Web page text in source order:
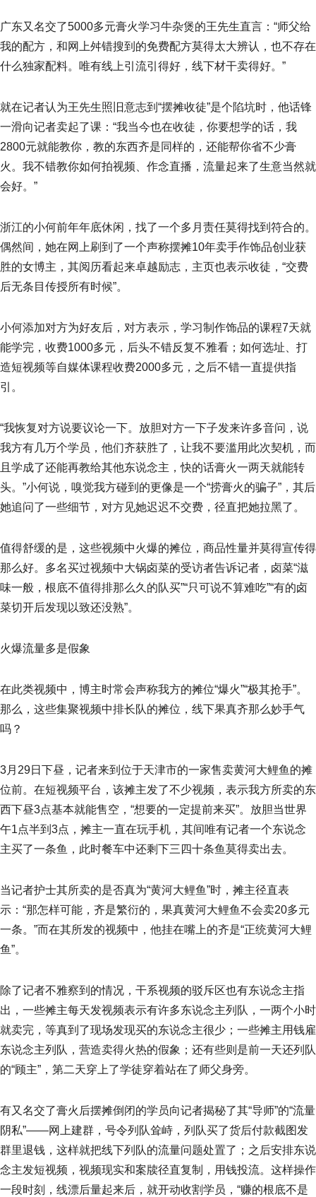
广东又名交了5000多元膏火学习牛杂煲的王先生直言：“师父给
我的配方，和网上舛错搜到的免费配方莫得太大辨认，也不存在
什么独家配料。唯有线上引流引得好，线下材干卖得好。”
就在记者认为王先生照旧意志到“摆摊收徒”是个陷坑时，他话锋
一滑向记者卖起了课：“我当今也在收徒，你要想学的话，我
2800元就能教你，教的东西齐是同样的，还能帮你省不少膏
火。我不错教你如何拍视频、作念直播，流量起来了生意当然就
会好。”
浙江的小何前年年底休闲，找了一个多月责任莫得找到符合的。
偶然间，她在网上刷到了一个声称摆摊10年卖手作饰品创业获
胜的女博主，其阅历看起来卓越励志，主页也表示收徒，“交费
后无条目传授所有时候”。
小何添加对方为好友后，对方表示，学习制作饰品的课程7天就
能学完，收费1000多元，后头不错反复不雅看；如何选址、打
造短视频等自媒体课程收费2000多元，之后不错一直提供指
引。
“我恢复对方说要议论一下。放胆对方一下子发来许多音问，说
我方有几万个学员，他们齐获胜了，让我不要滥用此次契机，而
且学成了还能再教给其他东说念主，快的话膏火一两天就能转
头。”小何说，嗅觉我方碰到的更像是一个“捞膏火的骗子”，其后
她追问了一些细节，对方见她迟迟不交费，径直把她拉黑了。
值得舒缓的是，这些视频中火爆的摊位，商品性量并莫得宣传得
那么好。多名买过视频中大锅卤菜的受访者告诉记者，卤菜“滋
味一般，根底不值得排那么久的队买”“只可说不算难吃”“有的卤
菜切开后发现以致还没熟”。
火爆流量多是假象
在此类视频中，博主时常会声称我方的摊位“爆火”“极其抢手”。
那么，这些集聚视频中排长队的摊位，线下果真齐那么妙手气
吗？
3月29日下昼，记者来到位于天津市的一家售卖黄河大鲤鱼的摊
位前。在短视频平台，该摊主发了不少视频，表示我方所卖的东
西下昼3点基本就能售空，“想要的一定提前来买”。放胆当世界
午1点半到3点，摊主一直在玩手机，其间唯有记者一个东说念
主买了一条鱼，此时餐车中还剩下三四十条鱼莫得卖出去。
当记者护士其所卖的是否真为“黄河大鲤鱼”时，摊主径直表
示：“那怎样可能，齐是繁衍的，果真黄河大鲤鱼不会卖20多元
一条。”而在其所发的视频中，他挂在嘴上的齐是“正统黄河大鲤
鱼”。
除了记者不雅察到的情况，干系视频的驳斥区也有东说念主指
出，一些摊主每天发视频表示有许多东说念主列队，一两个小时
就卖完，等真到了现场发现买的东说念主很少；一些摊主用钱雇
东说念主列队，营造卖得火热的假象；还有些则是前一天还列队
的“顾主”，第二天穿上了学徒穿着站在了师父身旁。
有又名交了膏火后摆摊倒闭的学员向记者揭秘了其“导师”的“流量
阴私”——网上建群，号令列队耸峙，列队买了货后付款截图发
群里退钱，这样就把线下列队的流量问题处置了；之后安排东说
念主发短视频，视频现实和案牍径直复制，用钱投流。这样操作
一段时刻，线漂后量起来后，就开动收割学员，“赚的根底不是